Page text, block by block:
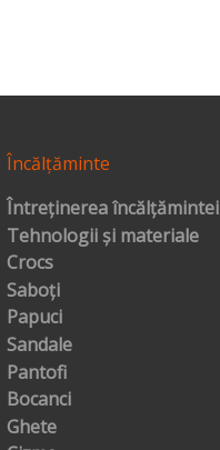
Încălțăminte
Întreținerea încălțămintei
Tehnologii și materiale
Crocs
Saboți
Papuci
Sandale
Pantofi
Bocanci
Ghete